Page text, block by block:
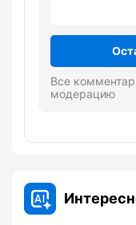
Все
модерацию